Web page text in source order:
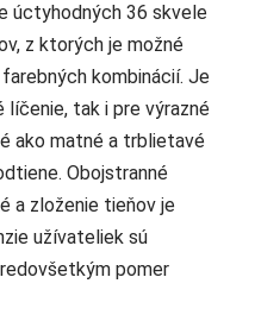
úctyhodných 36 skvele
z ktorých je možné
kombinácií. Je
líčenie, tak i pre výrazné
ako matné a trblietavé
Obojstranné
a zloženie tieňov je
užívateliek sú
pomer